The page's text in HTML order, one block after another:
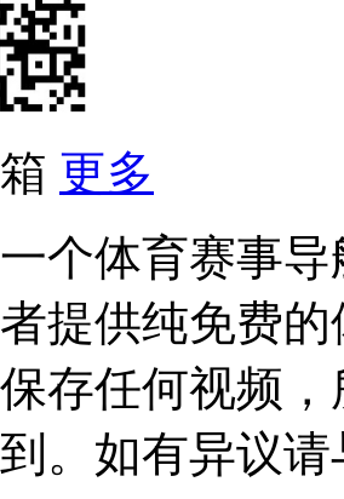
更多
个体育赛事
提供纯免费
存任何视频
。如有异议